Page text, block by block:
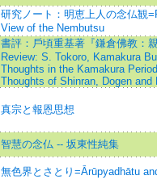
研究ノート：明恵上人の念仏観
View of the Nembutsu
書評：戶頃重基著『鎌倉佛教：
Review: S. Tokoro, Kamakura
Thoughts in the Kamakura
Thoughts of Shinran, Dogen and
真宗と報恩思想
智慧の念仏 -- 坂東性純集
無色界とさとり=Ārūpyadhātu